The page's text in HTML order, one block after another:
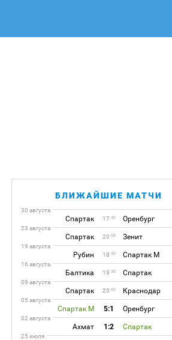
БЛИЖАЙШИЕ МАТЧИ
30 августа
Спартак 17 30 Оренбург
23 августа
Спартак 20 00 Зенит
19 августа
Рубин 18 30 Спартак М
16 августа
Балтика 19 30 Спартак
09 августа
Спартак 20 00 Краснодар
05 августа
Спартак М 5:1 Оренбург
02 августа
Ахмат 1:2 Спартак
25 июля